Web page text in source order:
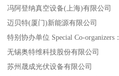
冯阿登纳真空设备(上海)有限公司
迈贝特(厦门)新能源有限公司
特别协办单位 Special Co-organizers：
无锡奥特维科技股份有限公司
苏州晟成光伏设备有限公司